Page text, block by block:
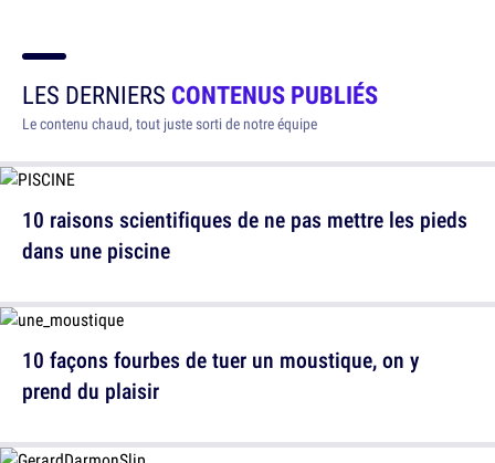
LES DERNIERS CONTENUS PUBLIÉS
Le contenu chaud, tout juste sorti de notre équipe
10 raisons scientifiques de ne pas mettre les pieds
dans une piscine
10 façons fourbes de tuer un moustique, on y
prend du plaisir